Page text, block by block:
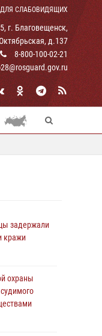
ДЛЯ СЛАБОВИДЯЩИХ
г. Благовещенск,
д.137
8-800-100-02-21
задержали
кражи
охраны